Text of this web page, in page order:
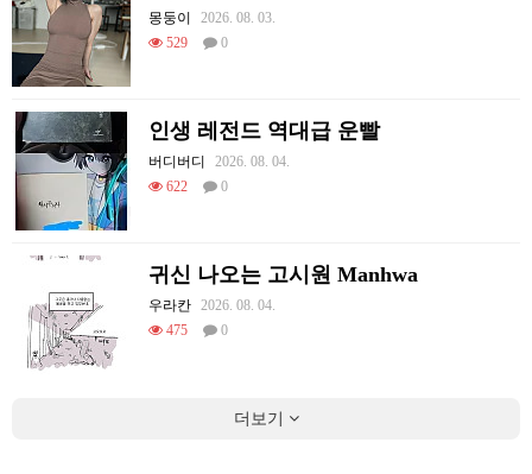
몽둥이
2026. 08. 03.
529
0
인생 레전드 역대급 운빨
버디버디
2026. 08. 04.
622
0
귀신 나오는 고시원 Manhwa
우라칸
2026. 08. 04.
475
0
더보기